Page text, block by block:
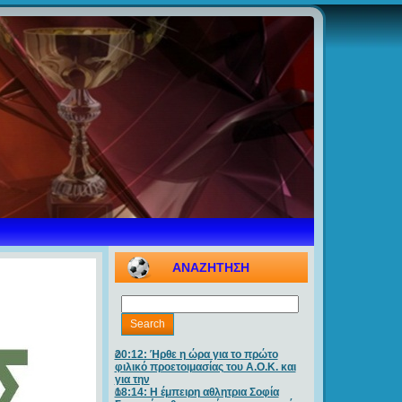
ΑΝΑΖΗΤΗΣΗ
20:12: Ήρθε η ώρα για το πρώτο
φιλικό προετοιμασίας του Α.Ο.Κ. και
για την
18:14: Η έμπειρη αθλητρια Σοφία